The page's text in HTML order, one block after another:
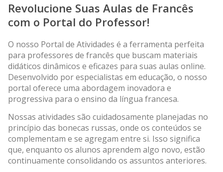
Revolucione Suas Aulas de Francês
com o Portal do Professor!
O nosso Portal de Atividades é a ferramenta perfeita
para professores de francês que buscam materiais
didáticos dinâmicos e eficazes para suas aulas online.
Desenvolvido por especialistas em educação, o nosso
portal oferece uma abordagem inovadora e
progressiva para o ensino da língua francesa.
Nossas atividades são cuidadosamente planejadas no
princípio das bonecas russas, onde os conteúdos se
complementam e se agregam entre si. Isso significa
que, enquanto os alunos aprendem algo novo, estão
continuamente consolidando os assuntos anteriores.